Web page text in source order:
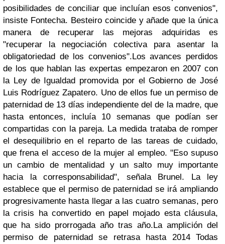
posibilidades de conciliar que incluían esos convenios",
insiste Fontecha. Besteiro coincide y añade que la única
manera de recuperar las mejoras adquiridas es
"recuperar la negociación colectivapara asentar la
obligatoriedad de los convenios".Los avances perdidos
de los que hablan las expertas empezaron en 2007 con
la Ley de Igualdad promovida por el Gobierno de José
Luis Rodríguez Zapatero. Uno de ellos fue un permiso de
paternidad de 13 días independiente del de la madre, que
hasta entonces, incluía 10 semanas que podían ser
compartidas con la pareja. La medida trataba de romper
el desequilibrio en el reparto de las tareas de cuidado,
que frena el acceso de la mujer al empleo. "Eso supuso
un cambio de mentalidad y un salto muy importante
hacia la corresponsabilidad", señala Brunel. La ley
establece que el permiso de paternidad se irá ampliando
progresivamente hasta llegar a las cuatro semanas, pero
la crisis ha convertido en papel mojado esta cláusula,
que ha sido prorrogada año tras año.La amplición del
permiso de paternidad se retrasa hasta 2014 Todas